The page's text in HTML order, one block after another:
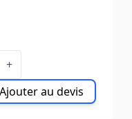
x 105
105 x 80
+
au devis